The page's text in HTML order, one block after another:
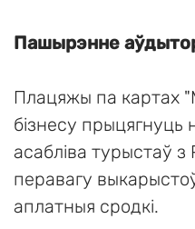
Пашырэнне
Плацяжы па картах
бізнесу прыцягнуць
асабліва турыстаў
перавагу
аплатныя сродкі.